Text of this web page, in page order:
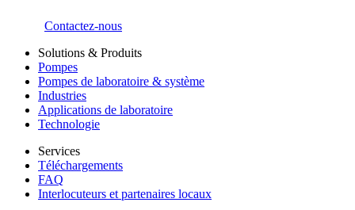
Contactez-nous
Solutions & Produits
Pompes
Pompes de laboratoire & système
Industries
Applications de laboratoire
Technologie
Services
Téléchargements
FAQ
Interlocuteurs et partenaires locaux